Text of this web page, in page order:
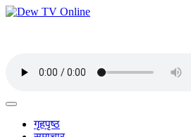
गृहपृष्ठ